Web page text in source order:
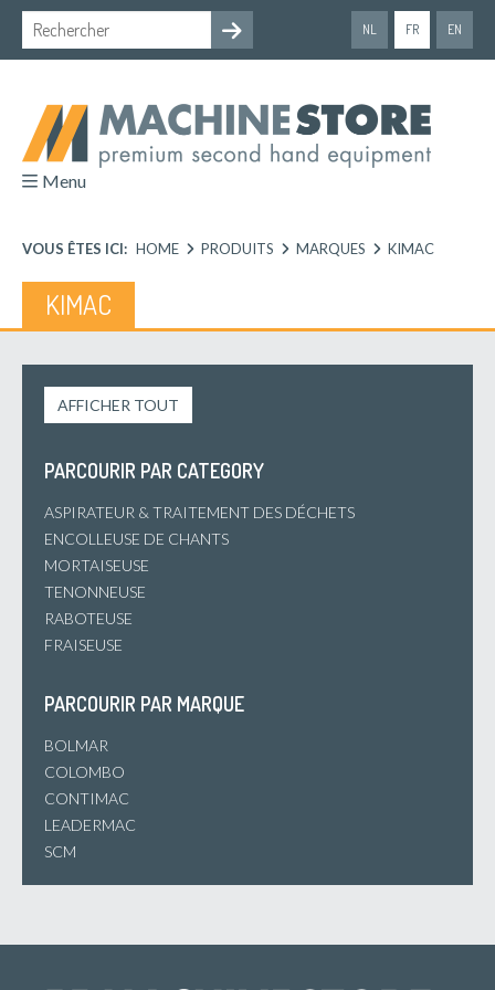
NL FR EN
Menu
VOUS ÊTES ICI: HOME PRODUITS MARQUES KIMAC
KIMAC
AFFICHER TOUT
PARCOURIR PAR CATEGORY
ASPIRATEUR & TRAITEMENT DES DÉCHETS
ENCOLLEUSE DE CHANTS
MORTAISEUSE
TENONNEUSE
RABOTEUSE
FRAISEUSE
PARCOURIR PAR MARQUE
BOLMAR
COLOMBO
CONTIMAC
LEADERMAC
SCM